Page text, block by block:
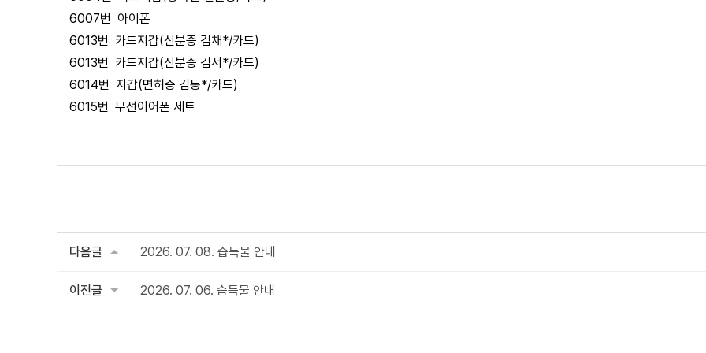
6007번 아이폰
6013번 카드지갑(신분증 김채*/카드)
6013번 카드지갑(신분증 김서*/카드)
6014번 지갑(면허증 김동*/카드)
6015번 무선이어폰 세트
다음글 2026. 07. 08. 습득물 안내
이전글 2026. 07. 06. 습득물 안내